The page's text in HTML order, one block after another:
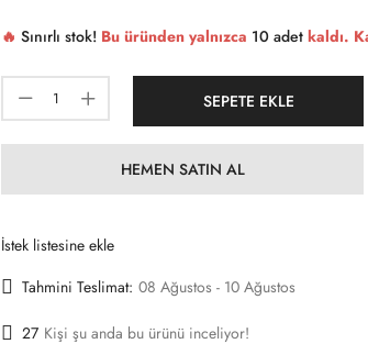
🔥 Sınırlı stok! Bu üründen yalnızca 10 adet kaldı.
SEPETE EKLE
HEMEN SATIN AL
İstek listesine ekle
Tahmini Teslimat: 08 Ağustos - 10 Ağustos
27 Kişi şu anda bu ürünü inceliyor!